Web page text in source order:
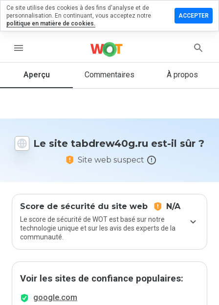
menu
Aperçu Commentaires À propos
Le site tabdrew40g.ru est-il sûr ?
Site web suspect
Score de sécurité du site web N/A
Le score de sécurité de WOT est basé sur notre
technologie unique et sur les avis des experts de la
communauté.
Voir les sites de confiance populaires:
google.com
un
1 et 5
vous à ce
site ?
Ce site utilise des cookies à des fins d'analyse et de
personnalisation. En continuant, vous acceptez notre
politique en matière de cookies.
ACCEPTER